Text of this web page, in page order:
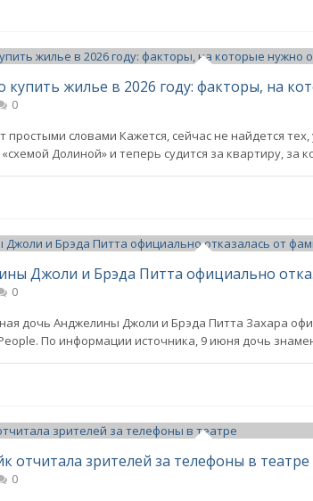
0
простыми словами Кажется, сейчас не найдется
«схемой Долиной» и теперь судится за квартиру, за
0
дочь Анджелины Джоли и Брэда Питта Захара
По информации источника, 9 июня дочь
отчитала зрителей за телефоны в театре
0